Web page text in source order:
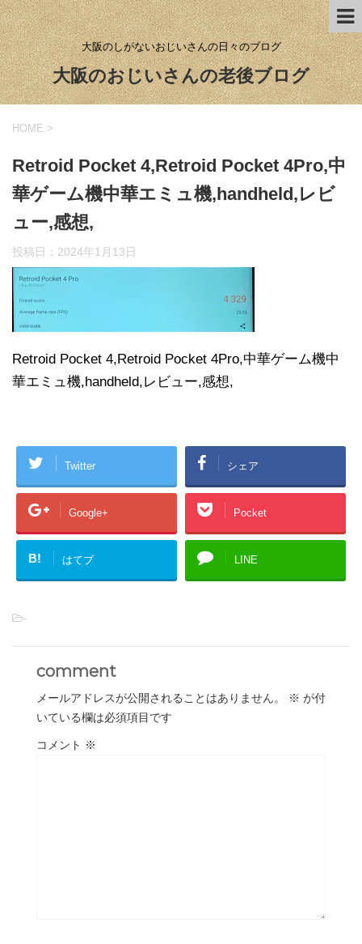
大阪のしがないおじいさんの日々のブログ
大阪のおじいさんの老後ブログ
HOME >
Retroid Pocket 4,Retroid Pocket 4Pro,中
華ゲーム機中華エミュ機,handheld,レビ
ュー,感想,
投稿日： 2024年1月13日
Retroid Pocket 4,Retroid Pocket 4Pro,中華ゲーム機中
華エミュ機,handheld,レビュー,感想,
Twitter シェア
Google+ Pocket
B! はてブ LINE
-
comment
メールアドレスが公開されることはありません。 ※ が付
いている欄は必須項目です
コメント ※